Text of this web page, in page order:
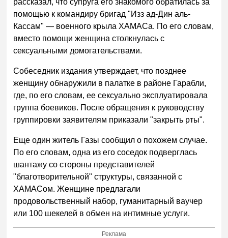
помощью к командиру бригад "Изз ад-Дин аль-
Кассам" — военного крыла ХАМАСа. По его словам,
вместо помощи женщина столкнулась с
сексуальными домогательствами.
Собеседник издания утверждает, что позднее
женщину обнаружили в палатке в районе Гарабли,
где, по его словам, ее сексуально эксплуатировала
группа боевиков. После обращения к руководству
группировки заявителям приказали "закрыть рты".
Еще один житель Газы сообщил о похожем случае.
По его словам, одна из его соседок подверглась
шантажу со стороны представителей
"благотворительной" структуры, связанной с
ХАМАСом. Женщине предлагали
продовольственный набор, гуманитарный ваучер
или 100 шекелей в обмен на интимные услуги.
Реклама